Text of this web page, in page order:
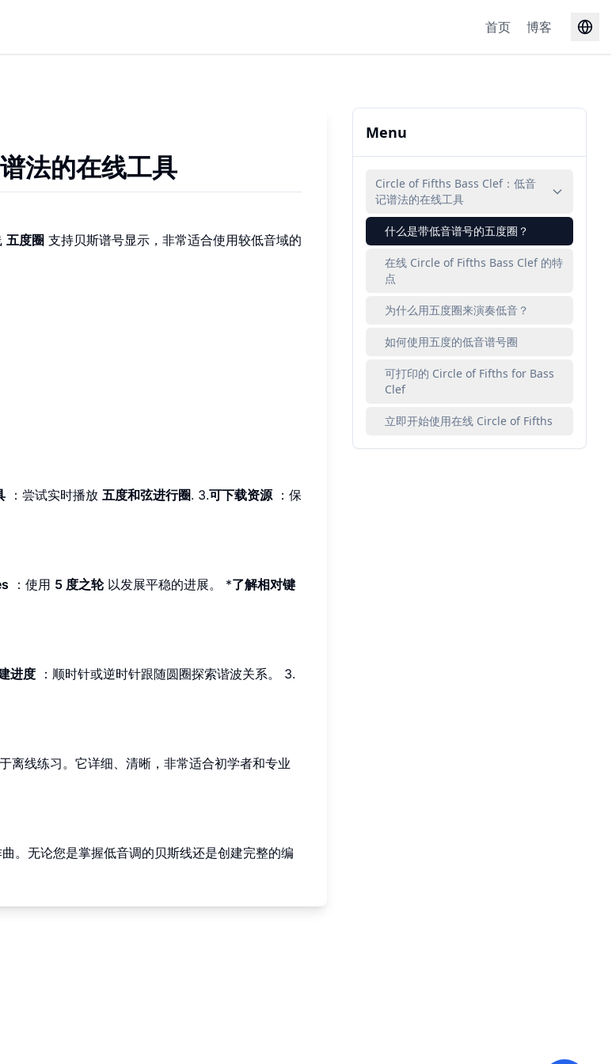
首页 博客
法的在线工具
五度圈 支持贝斯谱号显示，非常适合使用较低音域的
：尝试实时播放 五度和弦进行圈. 3.可下载资源 ：保
：使用 5 度之轮以发展平稳的进展。 *了解相对键
进度 ：顺时针或逆时针跟随圆圈探索谐波关系。 3.
离线练习。它详细、清晰，非常适合初学者和专业
。无论您是掌握低音调的贝斯线还是创建完整的编
Menu
Circle of Fifths Bass Clef：低音
记谱法的在线工具
什么是带低音谱号的五度圈？
在线 Circle of Fifths Bass Clef 的特
点
为什么用五度圈来演奏低音？
如何使用五度的低音谱号圈
可打印的 Circle of Fifths for Bass
Clef
立即开始使用在线 Circle of Fifths